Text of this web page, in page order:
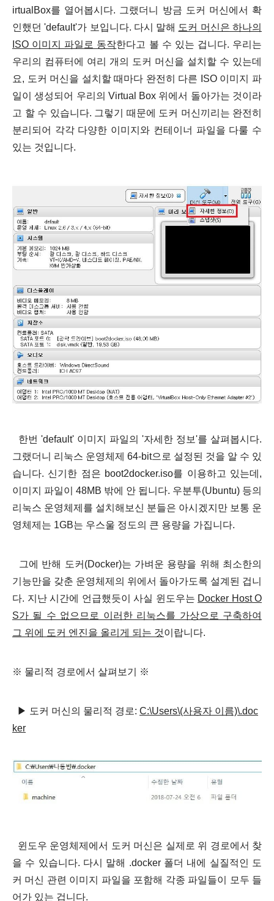
irtualBox를 열어봅시다. 그랬더니 방금 도커 머신에서 확
인했던 'default'가 보입니다. 다시 말해 도커 머신은 하나의
ISO 이미지 파일로 동작한다고 볼 수 있는 겁니다. 우리는
우리의 컴퓨터에 여리 개의 도커 머신을 설치할 수 있는데
요, 도커 머신을 설치할 때마다 완전히 다른 ISO 이미지 파
일이 생성되어 우리의 Virtual Box 위에서 돌아가는 것이라
고 할 수 있습니다. 그렇기 때문에 도커 머신끼리는 완전히
분리되어 각각 다양한 이미지와 컨테이너 파일을 다룰 수
있는 것입니다.
한번 'default' 이미지 파일의 '자세한 정보'를 살펴봅시다.
그랬더니 리눅스 운영체제 64-bit으로 설정된 것을 알 수 있
습니다. 신기한 점은 boot2docker.iso를 이용하고 있는데,
이미지 파일이 48MB 밖에 안 됩니다. 우분투(Ubuntu) 등의
리눅스 운영체제를 설치해보신 분들은 아시겠지만 보통 운
영체제는 1GB는 우스울 정도의 큰 용량을 가집니다.
그에 반해 도커(Docker)는 가벼운 용량을 위해 최소한의
기능만을 갖춘 운영체제 의 위에서 돌아가도록 설계된 겁니
다. 지난 시간에 언급했듯이 사실 윈도우는 Docker Host O
S가 될 수 없으므로 이러한 리눅스를 가상으로 구축하여
그 위에 도커 엔진을 올리게 되는 것이랍니다.
※ 물리적 경로에서 살펴보기 ※
▶ 도커 머신의 물리적 경로: C:\Users\(사용자 이름)\.doc
ker
윈도우 운영체제에서 도커 머신은 실제로 위 경로에서 찾
을 수 있습니다. 다시 말해 .docker 폴더 내에 실질적인 도
커 머신 관련 이미지 파일을 포함해 각종 파일들이 모두 들
어가 있는 겁니다.